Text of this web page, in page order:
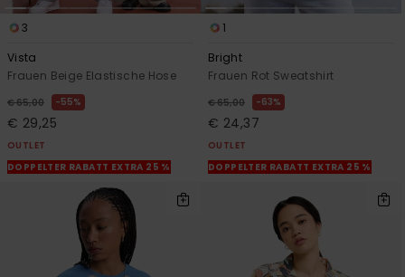
3
Vista
Frauen Beige Elastische Hose
€ 65,00 55%
€ 29,25
OUTLET
DOPPELTER RABATT EXTRA 25 %
1
Bright
Frauen Rot Sweatshirt
€ 65,00 63%
€ 24,37
OUTLET
DOPPELTER RABATT EXTRA 25 %